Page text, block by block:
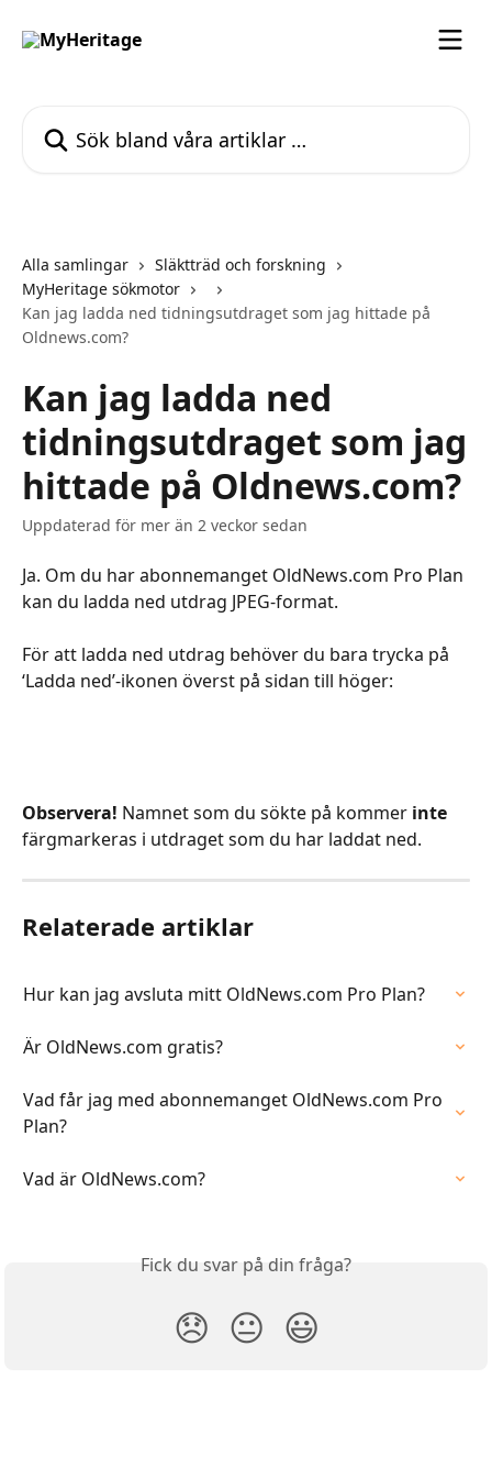
Alla samlingar
Släktträd och forskning
MyHeritage sökmotor
Kan jag ladda ned tidningsutdraget som jag hittade på
Oldnews.com?
Kan jag ladda ned
tidningsutdraget som jag
hittade på Oldnews.com?
Uppdaterad för mer än 2 veckor sedan
Ja. Om du har abonnemanget OldNews.com Pro Plan
kan du ladda ned utdrag JPEG-format.
För att ladda ned utdrag behöver du bara trycka på
‘Ladda ned’-ikonen överst på sidan till höger:
Observera! Namnet som du sökte på kommer inte
färgmarkeras i utdraget som du har laddat ned.
Relaterade artiklar
Hur kan jag avsluta mitt OldNews.com Pro Plan?
Är OldNews.com gratis?
Vad får jag med abonnemanget OldNews.com Pro
Plan?
Vad är OldNews.com?
Fick du svar på din fråga?
😞 😐 😃